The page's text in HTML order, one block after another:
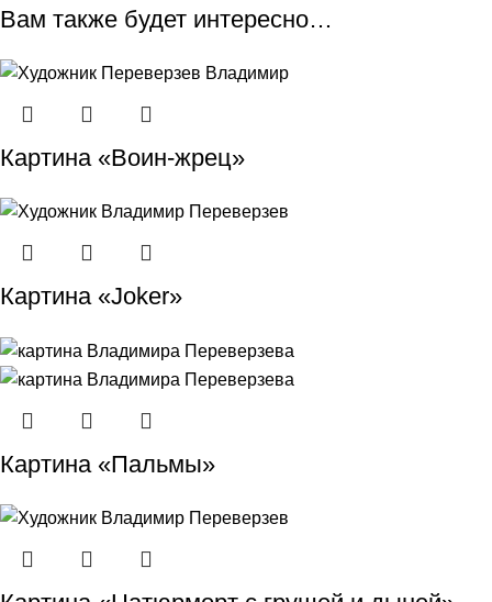
Вам также будет интересно…
Картина «Воин-жрец»
Картина «Joker»
Картина «Пальмы»